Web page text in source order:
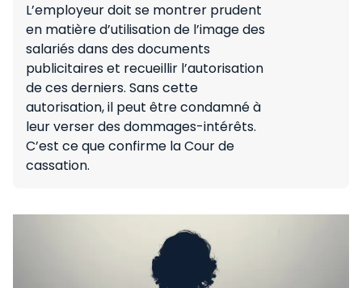
L’employeur doit se montrer prudent
en matière d’utilisation de l’image des
salariés dans des documents
publicitaires et recueillir l’autorisation
de ces derniers. Sans cette
autorisation, il peut être condamné à
leur verser des dommages-intérêts.
C’est ce que confirme la Cour de
cassation.